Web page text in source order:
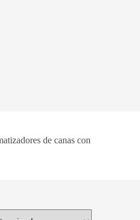
de canas con